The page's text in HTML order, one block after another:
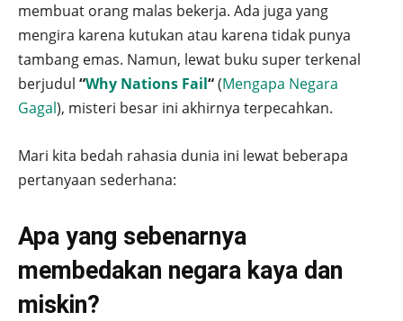
membuat orang malas bekerja. Ada juga yang
mengira karena kutukan atau karena tidak punya
tambang emas. Namun, lewat buku super terkenal
berjudul “Why Nations Fail“(Mengapa Negara
Gagal), misteri besar ini akhirnya terpecahkan.
Mari kita bedah rahasia dunia ini lewat beberapa
pertanyaan sederhana:
Apa yang sebenarnya
membedakan negara kaya dan
miskin?